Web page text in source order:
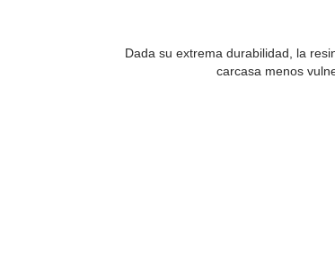
Dada su extrema durabilidad, la
carcasa menos